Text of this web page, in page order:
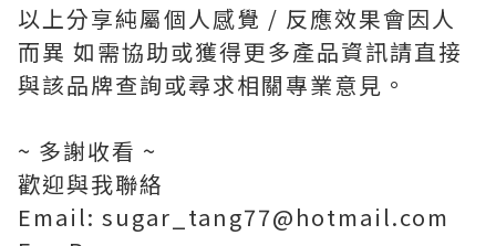
以上分享純屬個人感覺 / 反應效果會因人
而異 如需協助或獲得更多產品資訊請直接
與該品牌查詢或尋求相關專業意見。
~ 多謝收看 ~
歡迎與我聯絡
Email: sugar_tang77@hotmail.com